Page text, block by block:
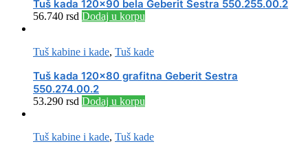
Tuš kada 120×90 bela Geberit Sestra 550.255.00.2
56.740 rsd Dodaj u korpu
Tuš kabine i kade, Tuš kade
Tuš kada 120×80 grafitna Geberit Sestra
550.274.00.2
53.290 rsd Dodaj u korpu
Tuš kabine i kade, Tuš kade